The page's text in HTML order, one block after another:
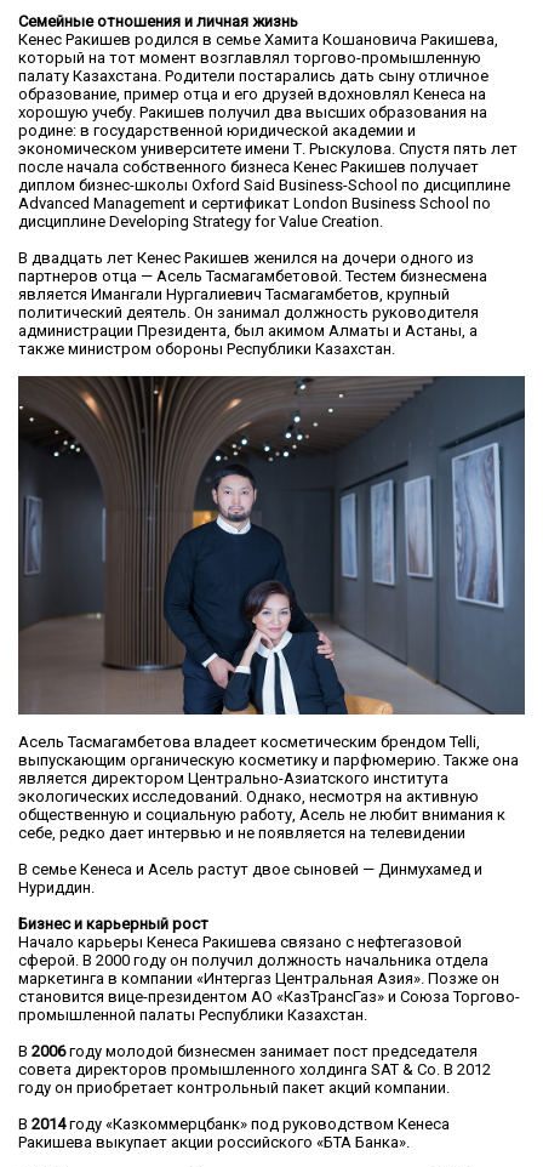
Семейные отношения и личная жизнь
Кенес Ракишев родился в семье Хамита Кошановича Ракишева,
который на тот момент возглавлял торгово-промышленную
палату Казахстана. Родители постарались дать сыну отличное
образование, пример отца и его друзей вдохновлял Кенеса на
хорошую учебу. Ракишев получил два высших образования на
родине: в государственной юридической академии и
экономическом университете имени Т. Рыскулова. Спустя пять лет
после начала собственного бизнеса Кенес Ракишев получает
диплом бизнес-школы Oxford Said Business-School по дисциплине
Advanced Management и сертификат London Business School по
дисциплине Developing Strategy for Value Creation.
В двадцать лет Кенес Ракишев женился на дочери одного из
партнеров отца — Асель Тасмагамбетовой. Тестем бизнесмена
является Имангали Нургалиевич Тасмагамбетов, крупный
политический деятель. Он занимал должность руководителя
администрации Президента, был акимом Алматы и Астаны, а
также министром обороны Республики Казахстан.
Асель Тасмагамбетова владеет косметическим брендом Telli,
выпускающим органическую косметику и парфюмерию. Также она
является директором Центрально-Азиатского института
экологических исследований. Однако, несмотря на активную
общественную и социальную работу, Асель не любит внимания к
себе, редко дает интервью и не появляется на телевидении
В семье Кенеса и Асель растут двое сыновей — Динмухамед и
Нуриддин.
Бизнес и карьерный рост
Начало карьеры Кенеса Ракишева связано с нефтегазовой
сферой. В 2000 году он получил должность начальника отдела
маркетинга в компании «Интергаз Центральная Азия». Позже он
становится вице-президентом АО «КазТрансГаз» и Союза Торгово-
промышленной палаты Республики Казахстан.
В 2006году молодой бизнесмен занимает пост председателя
совета директоров промышленного холдинга SAT & Co. В 2012
году он приобретает контрольный пакет акций компании.
В 2014году «Казкоммерцбанк» под руководством Кенеса
Ракишева выкупает акции российского «БТА Банка».